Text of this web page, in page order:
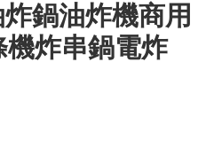
鍋油炸機商用
炸串鍋電炸